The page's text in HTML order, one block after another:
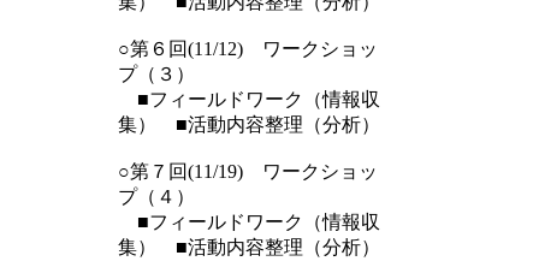
○第６回(11/12) ワークショッ
プ（３）
■フィールドワーク（情報収
集） ■活動内容整理（分析）
○第７回(11/19) ワークショッ
プ（４）
■フィールドワーク（情報収
集） ■活動内容整理（分析）